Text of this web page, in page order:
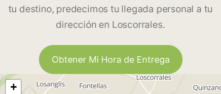
tu destino, predecimos tu llegada personal a tu
dirección en Loscorrales.
Obtener Mi Hora de Entrega
+